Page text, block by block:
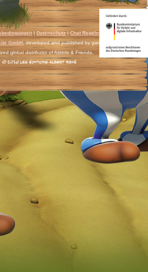
|Datenschutz| Chat Regeln| Support|Discord
GmbH , developed and published by gameXcite. Xsolla is an
global distributor of Asterix & Friends.